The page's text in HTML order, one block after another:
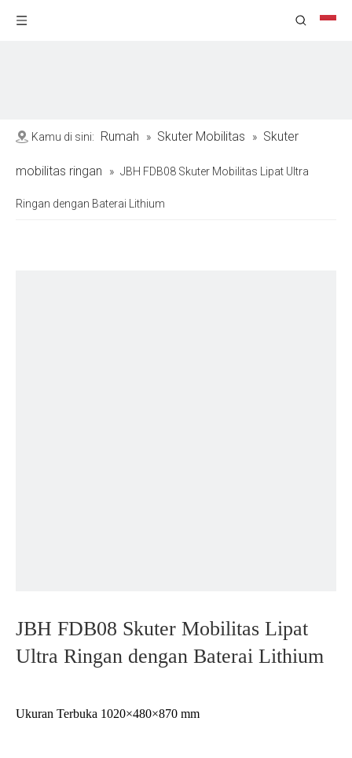
Kamu di sini: Rumah » Skuter Mobilitas » Skuter
mobilitas ringan » JBH FDB08 Skuter Mobilitas Lipat Ultra
Ringan dengan Baterai Lithium
JBH FDB08 Skuter Mobilitas Lipat
Ultra Ringan dengan Baterai Lithium
Ukuran Terbuka 1020×480×870 mm